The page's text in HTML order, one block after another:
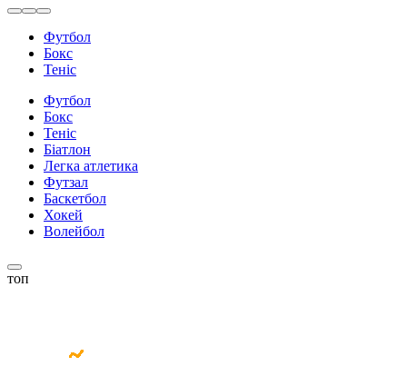
Футбол
Бокс
Теніс
Футбол
Бокс
Теніс
Біатлон
Легка атлетика
Футзал
Баскетбол
Хокей
Волейбол
топ